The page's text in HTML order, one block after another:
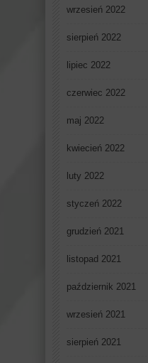
wrzesień 2022
sierpień 2022
lipiec 2022
czerwiec 2022
maj 2022
kwiecień 2022
luty 2022
styczeń 2022
grudzień 2021
listopad 2021
październik 2021
wrzesień 2021
sierpień 2021